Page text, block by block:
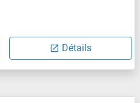
Détails